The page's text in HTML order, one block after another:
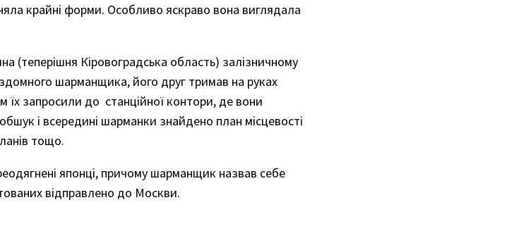
крайні форми. Особливо яскраво вона виглядала
(теперішня Кіровоградська область) залізничному
шарманщика, його друг тримав на руках
їх запросили до станційної контори, де вони
і всередині шарманки знайдено план місцевості
тощо.
японці, причому шарманщик назвав себе
відправлено до Москви.